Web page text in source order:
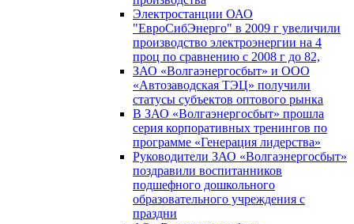
Электростанции ОАО
"ЕвроСибЭнерго" в 2009 г увеличили
производство электроэнергии на 4
проц по сравнению с 2008 г до 82,
ЗАО «Волгаэнергосбыт» и ООО
«Автозаводская ТЭЦ» получили
статусы субъектов оптового рынка
В ЗАО «Волгаэнергосбыт» прошла
серия корпоративных тренингов по
программе «Генерация лидерства»
Руководители ЗАО «Волгаэнергосбыт»
поздравили воспитанников
подшефного дошкольного
образовательного учреждения с
праздни